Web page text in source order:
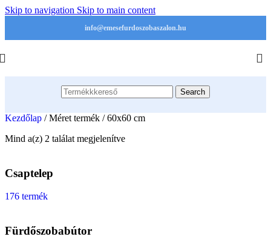
Skip to navigation Skip to main content
info@emesefurdoszobaszalon.hu
Search
Kezdőlap / Méret termék / 60x60 cm
Mind a(z) 2 találat megjelenítve
Csaptelep
176 termék
Fürdőszobabútor